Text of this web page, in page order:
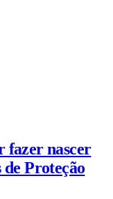
fazer nascer
Proteção